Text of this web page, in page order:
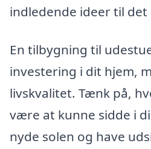
indledende ideer til
En tilbygning til
investering i dit hjem,
livskvalitet. Tænk på,
være at kunne sidde i
nyde solen og have